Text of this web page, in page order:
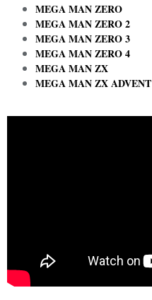
MEGA MAN ZERO
MEGA MAN ZERO 2
MEGA MAN ZERO 3
MEGA MAN ZERO 4
MEGA MAN ZX
MEGA MAN ZX ADVENT